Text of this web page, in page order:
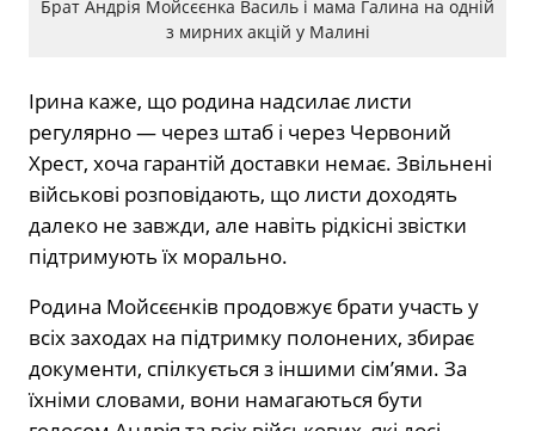
Брат Андрія Мойсєєнка Василь і мама Галина на одній
з мирних акцій у Малині
Ірина каже, що родина надсилає листи
регулярно — через штаб і через Червоний
Хрест, хоча гарантій доставки немає. Звільнені
військові розповідають, що листи доходять
далеко не завжди, але навіть рідкісні звістки
підтримують їх морально.
Родина Мойсєєнків продовжує брати участь у
всіх заходах на підтримку полонених, збирає
документи, спілкується з іншими сім’ями. За
їхніми словами, вони намагаються бути